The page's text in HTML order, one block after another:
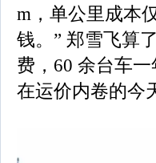
m，单公里成本
钱。” 郑雪飞算
费，60 余台车
在运价内卷的今